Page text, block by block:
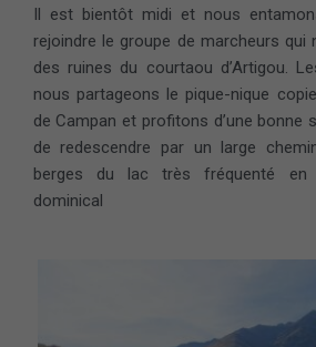
Il est bientôt midi et nous
rejoindre le groupe de marcheurs
des ruines du courtaou d’Artigou.
nous partageons le pique-nique
de Campan et profitons d’une bonne
de redescendre par un large
berges du lac très fréquenté en
dominical